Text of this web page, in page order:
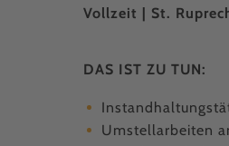
Vollzeit | St.
DAS IST ZU TUN:
Umstellarbeiten